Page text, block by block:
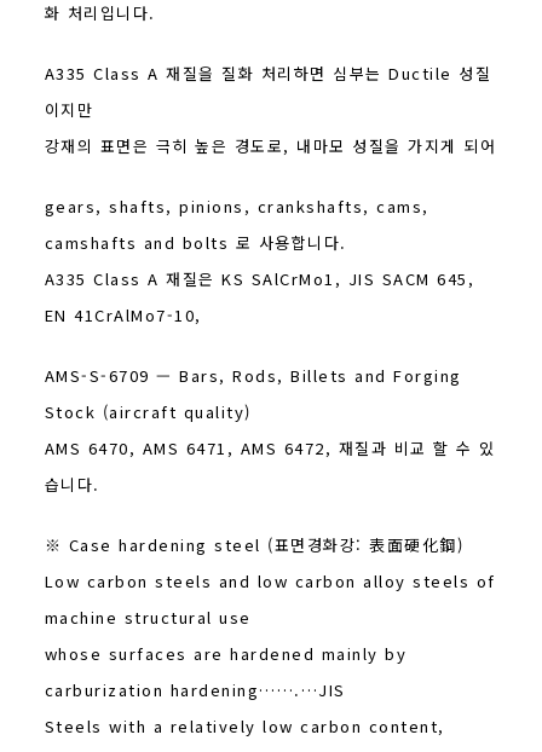
화 처리입니다.
A335 Class A 재질을 질화 처리하면 심부는 Ductile 성질
이지만
강재의 표면은 극히 높은 경도로, 내마모 성질을 가지게 되어
gears, shafts, pinions, crankshafts, cams,
camshafts and bolts 로 사용합니다.
A335 Class A 재질은 KS SAlCrMo1, JIS SACM 645,
EN 41CrAlMo7-10,
AMS-S-6709 — Bars, Rods, Billets and Forging
Stock (aircraft quality)
AMS 6470, AMS 6471, AMS 6472, 재질과 비교 할 수 있
습니다.
※ Case hardening steel (표면경화강: 表面硬化鋼)
Low carbon steels and low carbon alloy steels of
machine structural use
whose surfaces are hardened mainly by
carburization hardening…….…JIS
Steels with a relatively low carbon content,